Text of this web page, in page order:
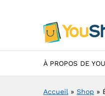
À PROPOS DE
Accueil » Shop »